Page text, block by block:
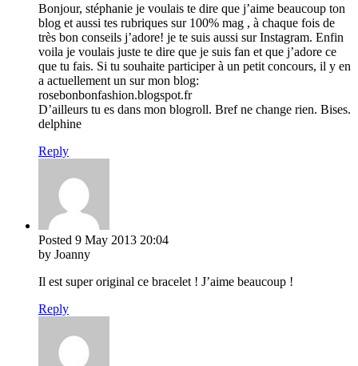
Bonjour, stéphanie je voulais te dire que j’aime beaucoup ton
blog et aussi tes rubriques sur 100% mag , à chaque fois de
très bon conseils j’adore! je te suis aussi sur Instagram. Enfin
voila je voulais juste te dire que je suis fan et que j’adore ce
que tu fais. Si tu souhaite participer à un petit concours, il y en
a actuellement un sur mon blog:
rosebonbonfashion.blogspot.fr
D’ailleurs tu es dans mon blogroll. Bref ne change rien. Bises.
delphine
Reply
Posted 9 May 2013 20:04
by Joanny
Il est super original ce bracelet ! J’aime beaucoup !
Reply